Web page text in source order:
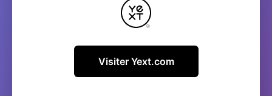
Visiter Yext.com